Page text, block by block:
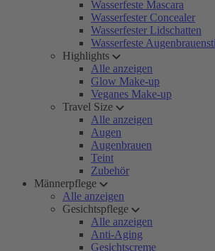
Wasserfeste Mascara
Wasserfester Concealer
Wasserfester Lidschatten
Wasserfeste
Highlights
Alle anzeigen
Glow Make-up
Veganes Make-up
Travel Size
Alle anzeigen
Augen
Augenbrauen
Teint
Zubehör
Männerpflege
Alle anzeigen
Gesichtspflege
Alle anzeigen
Anti-Aging
Gesichtscreme